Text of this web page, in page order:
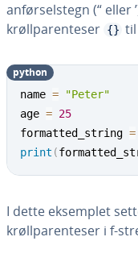
anførselstegn (“ eller
krøllparenteser {} til
name =
"Peter"
age = 25
formatted_string =
print (
python
I dette eksemplet
krøllparenteser i f-